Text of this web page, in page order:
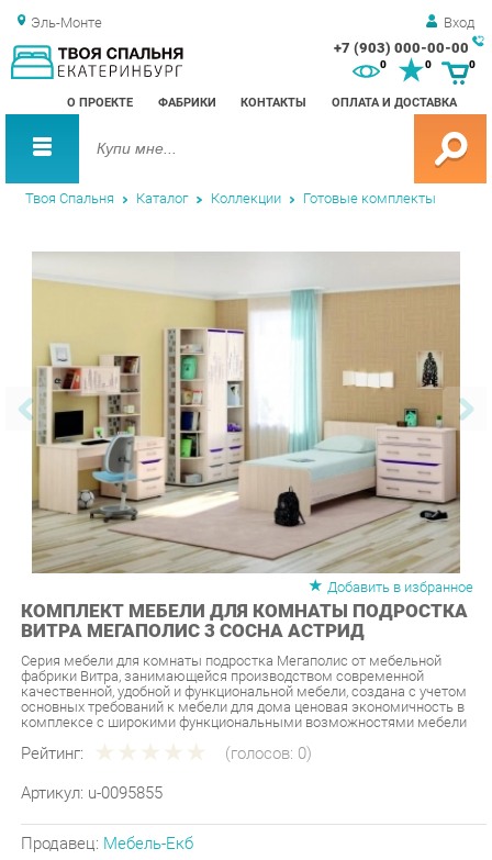
Эль-Монте Вход
+7 (903) 000-00-00
О ПРОЕКТЕ ФАБРИКИ КОНТАКТЫ ОПЛАТА И ДОСТАВКА
0 0
Твоя Спальня Каталог Коллекции Готовые комплекты
Добавить в избранное
КОМПЛЕКТ МЕБЕЛИ ДЛЯ КОМНАТЫ ПОДРОСТКА
ВИТРА МЕГАПОЛИС 3 СОСНА АСТРИД
Серия мебели для комнаты подростка Мегаполис от мебельной
качественной, удобной и функциональной мебели, создана с учетом
основных требований к мебели для дома ценовая экономичность в
комплексе с широкими функциональными возможностями мебели
Рейтинг: (голосов:0)
Артикул: u-0095855
Производитель:Витра